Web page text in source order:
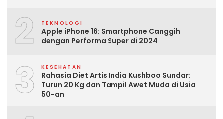
2 TEKNOLOGI
Apple iPhone 16: Smartphone Canggih
dengan Performa Super di 2024
3 KESEHATAN
Rahasia Diet Artis India Kushboo Sundar:
Turun 20 Kg dan Tampil Awet Muda di Usia
50-an